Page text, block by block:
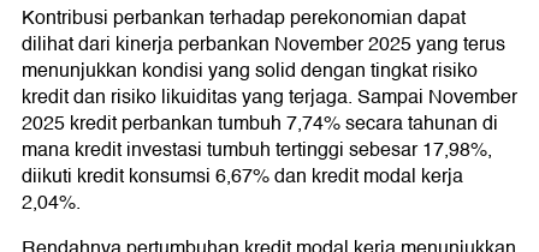
Kontribusi perbankan terhadap perekonomian dapat
dilihat dari kinerja perbankan November 2025 yang terus
menunjukkan kondisi yang solid dengan tingkat risiko
kredit dan risiko likuiditas yang terjaga. Sampai November
2025 kredit perbankan tumbuh 7,74% secara tahunan di
mana kredit investasi tumbuh tertinggi sebesar 17,98%,
diikuti kredit konsumsi 6,67% dan kredit modal kerja
2,04%.